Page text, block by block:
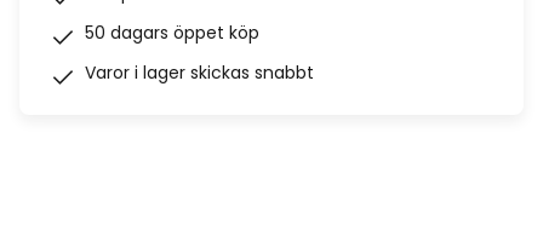
50 dagars öppet köp
Varor i lager skickas snabbt